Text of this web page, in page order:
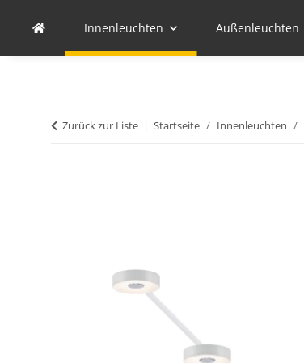
Innenleuchten Außenleuchten
Zurück zur Liste Startseite Innenleuchten